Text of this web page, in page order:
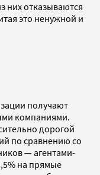
них отказываются
это ненужной и
получают
компаниями.
дорогой
по сравнению со
— агентами-
на прямые